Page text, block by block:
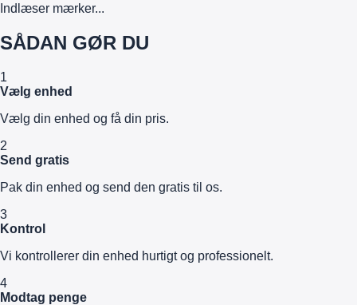
Indlæser mærker...
SÅDAN GØR DU
1
Vælg enhed
Vælg din enhed og få din pris.
2
Send gratis
Pak din enhed og send den gratis til os.
3
Kontrol
Vi kontrollerer din enhed hurtigt og professionelt.
4
Modtag penge